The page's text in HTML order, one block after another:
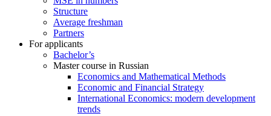
Structure
Average freshman
Partners
For applicants
Bachelor’s
Master course in Russian
Economics and Mathematical Methods
Economic and Financial Strategy
International Economics: modern development
trends